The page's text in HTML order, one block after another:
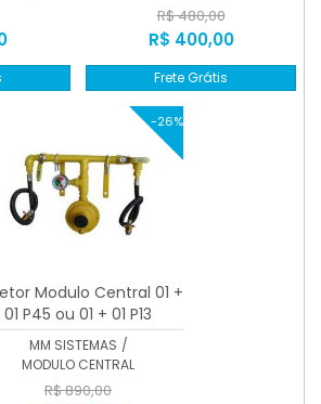
R$ 480,00
R$ 400,00
Frete Grátis
-26%
Modulo Central 01 +
01 P45 ou 01 + 01 P13
MM SISTEMAS /
MODULO CENTRAL
R$ 890,00